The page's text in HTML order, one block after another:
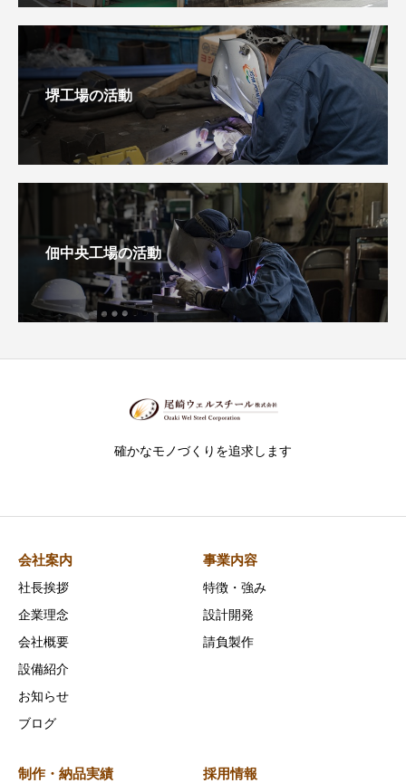
堺工場の活動
佃中央工場の活動
確かなモノづくりを追求します
会社案内
社長挨拶
企業理念
会社概要
設備紹介
お知らせ
ブログ
事業内容
特徴・強み
設計開発
請負製作
制作・納品実績 採用情報